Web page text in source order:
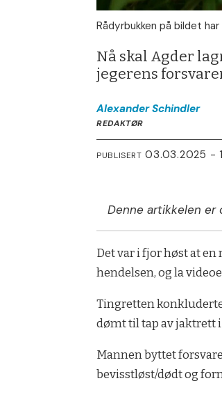
Rådyrbukken på bildet
Nå skal Agder
jegerens
Alexander Schindler
REDAKTØR
PUBLISERT 03.03.2025 -
Denne artikkelen er
Det var i fjor høst at
hendelsen, og la
Tingretten
dømt til tap av jaktrett i
Mannen byttet
bevisstløst/dødt og